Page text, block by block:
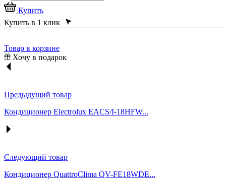
Купить
Купить в 1 клик
Товар в корзине
Хочу в подарок
Предыдущий товар
Кондиционер Electrolux EACS/I-18HFW...
Следующий товар
Кондиционер QuattroСlima QV-FE18WDE...